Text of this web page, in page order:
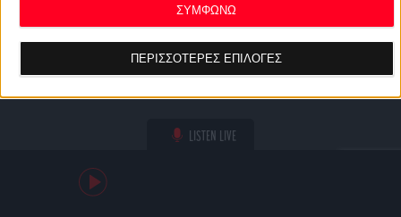
ανακαλέσετε τη συγκατάθεσή σας ανά πάσα στιγμή
επιστρέφοντας σε αυτόν τον ιστότοπο και κάνοντας κλικ στο
κουμπί "Απορρήτου" στο κάτω μέρος της ιστοσελίδας.
ΠΕΡΙΣΣΟΤΕΡΕΣ ΕΠΙΛΟΓΕΣ
ΣΥΜΦΩΝΩ
LISTEN LIVE